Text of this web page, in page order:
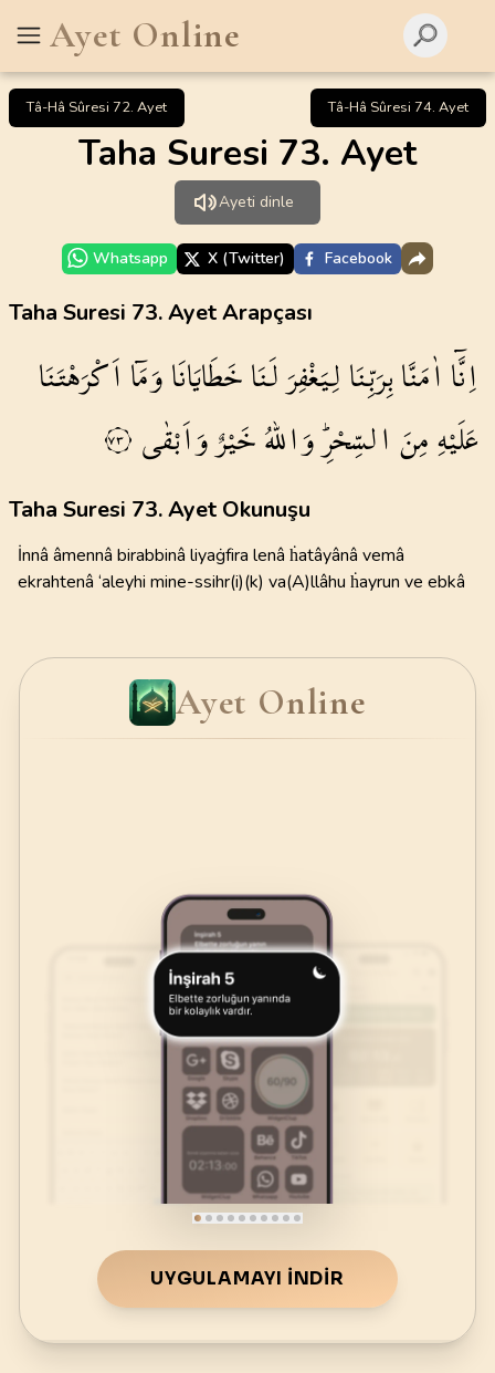
Ayet Online
Tâ-Hâ Sûresi 72. Ayet Tâ-Hâ Sûresi 74. Ayet
Taha Suresi 73. Ayet
Ayeti dinle
Whatsapp X (Twitter) Facebook
Taha Suresi 73. Ayet Arapçası
اِنَّٓااٰمَنَّابِرَبِّنَالِيَغْفِرَلَنَاخَطَايَانَاوَمَٓااَكْرَهْتَنَا
عَلَيْهِمِنَالسِّحْرِۜوَاللّٰهُخَيْرٌوَاَبْقٰى ٧٣
Taha Suresi 73. Ayet Okunuşu
İnnâ âmennâ birabbinâ liyaġfira lenâ ḣatâyânâ vemâ
ekrahtenâ ‘aleyhi mine-ssihr(i)(k) va(A)llâhu ḣayrun ve ebkâ
Ayet Online
UYGULAMAYI İNDIR